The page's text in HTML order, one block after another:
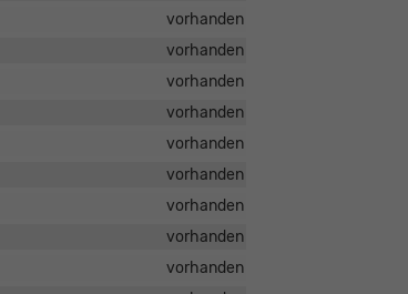
vorhanden
vorhanden
vorhanden
vorhanden
vorhanden
vorhanden
vorhanden
vorhanden
vorhanden